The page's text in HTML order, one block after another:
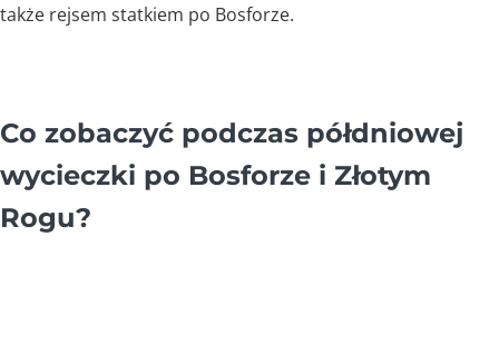
także rejsem statkiem po Bosforze.
Co zobaczyć podczas półdniowej
wycieczki po Bosforze i Złotym
Rogu?